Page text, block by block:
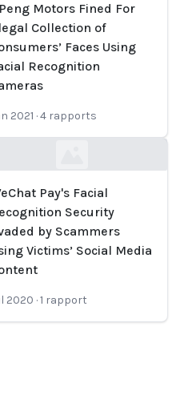
Motors Fined For
Collection of
Faces Using
Recognition
2021 ·4 rapports
Pay's Facial
Security
by Scammers
Victims’ Social Media
2020 ·1 rapport